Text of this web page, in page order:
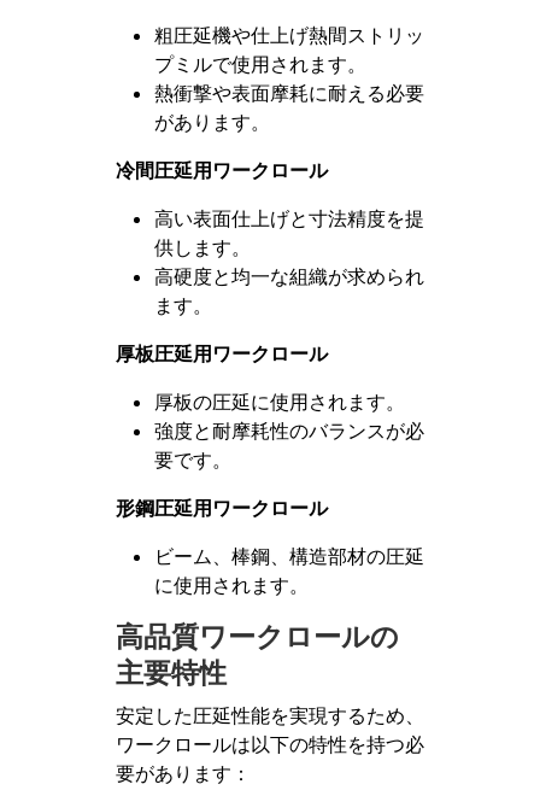
粗圧延機や仕上げ熱間ストリッ
プミルで使用されます。
熱衝撃や表面摩耗に耐える必要
があります。
冷間圧延用ワークロール
高い表面仕上げと寸法精度を提
供します。
高硬度と均一な組織が求められ
ます。
厚板圧延用ワークロール
厚板の圧延に使用されます。
強度と耐摩耗性のバランスが必
要です。
形鋼圧延用ワークロール
ビーム、棒鋼、構造部材の圧延
に使用されます。
高品質ワークロールの
主要特性
安定した圧延性能を実現するため、
ワークロールは以下の特性を持つ必
要があります：